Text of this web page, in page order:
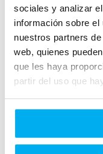
sociales y analizar
información sobre el
nuestros partners
web, quienes
que les haya
partir del uso que
He leído y acepto